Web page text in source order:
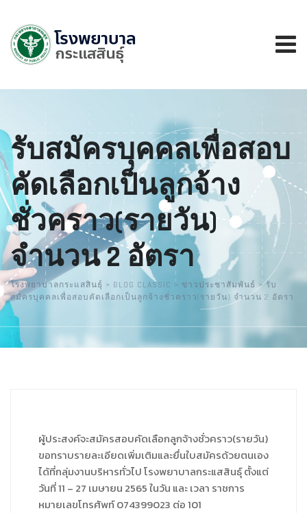
รับสมัครบุคคลเพื่อสอบ
คัดเลือกเป็นลูกจ้าง
ชั่วคราว(รายวัน)
จำนวน 2 อัตรา
โรงพยาบาลกระแสสินธุ์ > BLOG CLASSIC > ข่าวประชาสัมพันธ์ >รับ
สมัครบุคคลเพื่อสอบคัดเลือกเป็นลูกจ้างชั่วคราว(รายวัน) จำนวน 2 อัตรา
ผู้ประสงค์จะสมัครสอบคัดเลือกลูกจ้างชั่วคราว(รายวัน)
ขอทราบรายละเอียดเพิ่มเติมและยื่นใบสมัครด้วยตนเอง
ได้ที่กลุ่มงานบริหารทั่วไป โรงพยาบาลกระแสสินธุ์ ตั้งแต่
วันที่ 11 – 27 เมษายน 2565 ในวัน และ เวลา ราชการ
หมายเลขโทรศัพท์ 074399023 ต่อ 101